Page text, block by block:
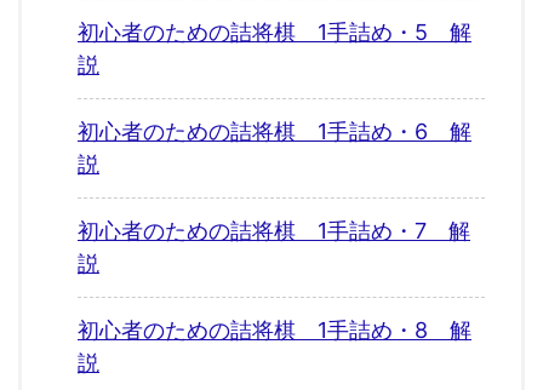
初心者のための詰将棋 1手詰め・5 解
説
初心者のための詰将棋 1手詰め・6 解
説
初心者のための詰将棋 1手詰め・7 解
説
初心者のための詰将棋 1手詰め・8 解
説